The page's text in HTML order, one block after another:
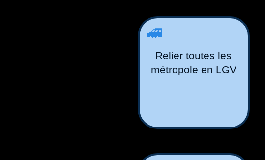
🚄
Relier toutes les
métropole en LGV